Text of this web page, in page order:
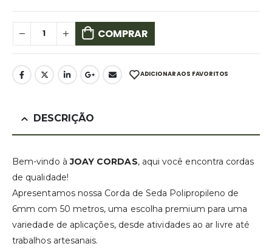
COMPRAR
ADICIONAR AOS FAVORITOS
DESCRIÇÃO
Bem-vindo àJOAY CORDAS, aqui você encontra cordas
de qualidade!
Apresentamos nossa Corda de Seda Polipropileno de
6mm com 50 metros, uma escolha premium para uma
variedade de aplicações, desde atividades ao ar livre até
trabalhos artesanais.